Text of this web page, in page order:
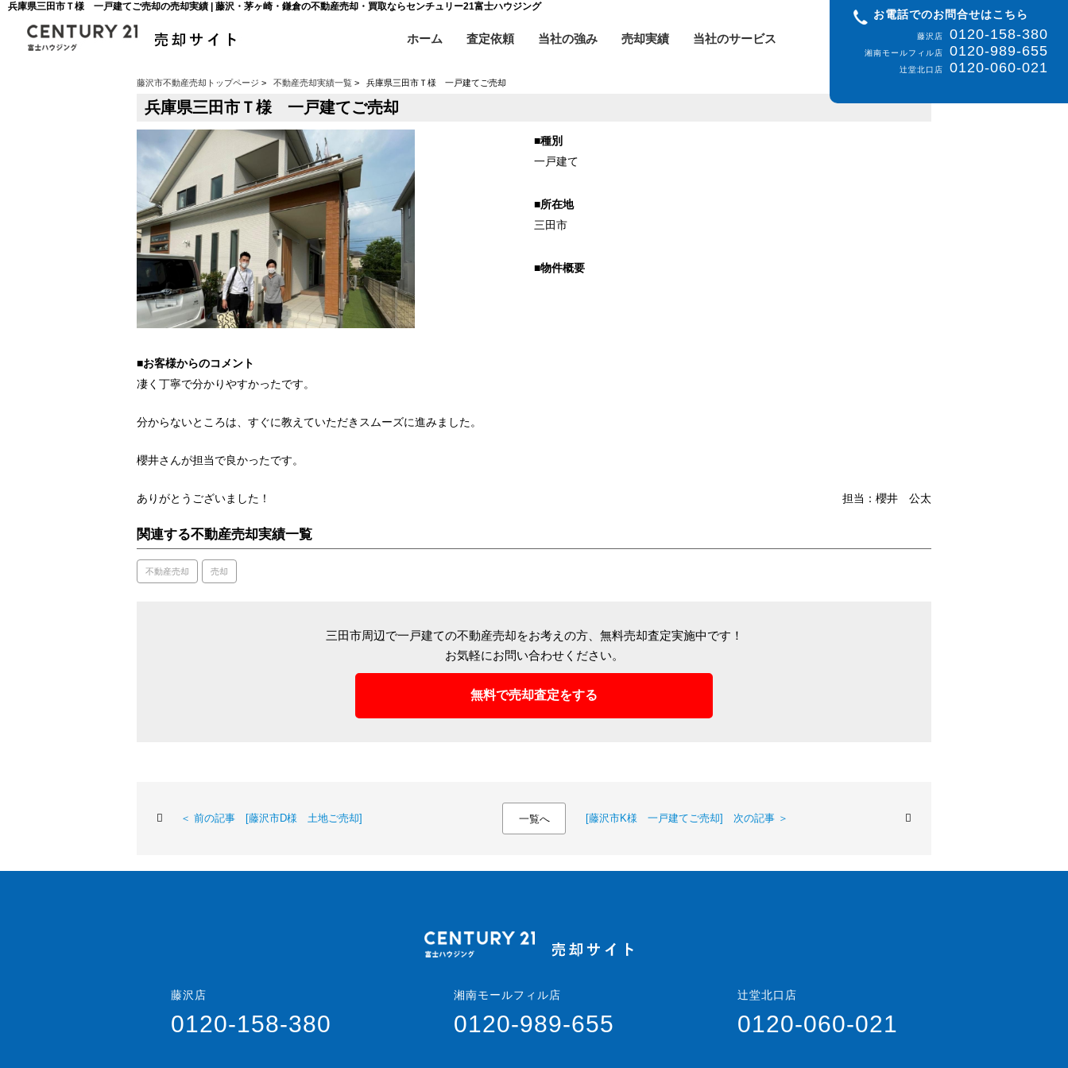
兵庫県三田市Ｔ様 一戸建てご売却の売却実績 | 藤沢・茅ヶ崎・鎌倉の不動産売却・買取ならセンチュリー21富士ハウジング
ホーム 査定依頼 当社の強み 売却実績 当社のサービス
お電話でのお問合せはこちら
藤沢店 0120-158-380
湘南モールフィル店 0120-989-655
辻堂北口店 0120-060-021
藤沢市不動産売却トップページ > 不動産売却実績一覧 > 兵庫県三田市Ｔ様 一戸建てご売却
兵庫県三田市Ｔ様 一戸建てご売却
■種別
一戸建て
■所在地
三田市
■物件概要
■お客様からのコメント
凄く丁寧で分かりやすかったです。
分からないところは、すぐに教えていただきスムーズに進みました。
櫻井さんが担当で良かったです。
ありがとうございました！ 担当：櫻井 公太
関連する不動産売却実績一覧
不動産売却 売却
三田市周辺で一戸建ての不動産売却をお考えの方、 無料売却査定実施中です！
お気軽にお問い合わせください。
無料で売却査定をする
＜ 前の記事 [藤沢市D様 土地ご売却] 一覧へ [藤沢市K様 一戸建てご売却] 次の記事 ＞
藤沢店
0120-158-380
湘南モールフィル店
0120-989-655
辻堂北口店
0120-060-021